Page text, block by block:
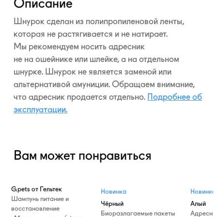
Описание
Шнурок сделан из полипропиленовой ленты,
которая не растягивается и не натирает.
Мы рекомендуем носить адресник
не на ошейнике или шлейке, а на отдельном
шнурке. Шнурок не является заменой или
альтернативой амуниции. Обращаем внимание,
что адресник продается отдельно. Подробнее об
эксплуатации.
Вам может понравиться
G.pets от Гельтек
Шампунь питание и
восстановление
Новинка
Чёрный
Биоразлагаемые пакеты
Новинка
Алый